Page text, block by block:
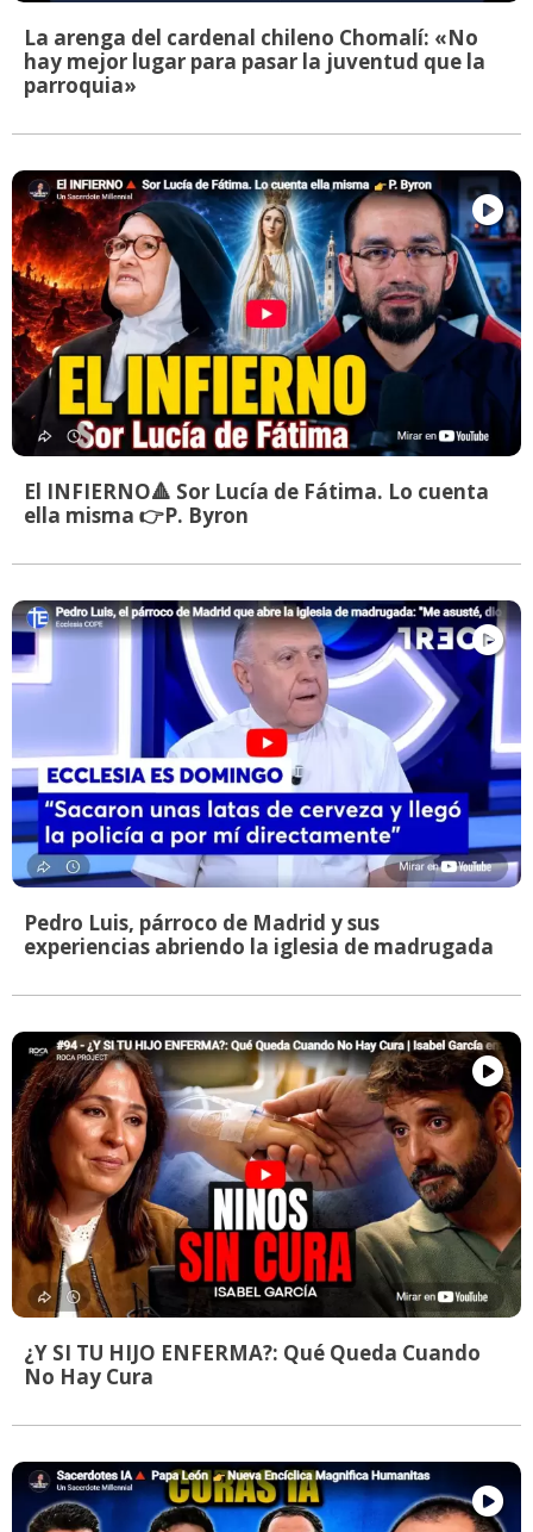
La arenga del cardenal chileno Chomalí: «No
hay mejor lugar para pasar la juventud que la
parroquia»
El INFIERNO🔺 Sor Lucía de Fátima. Lo cuenta
ella misma 👉P. Byron
Pedro Luis, párroco de Madrid y sus
experiencias abriendo la iglesia de madrugada
¿Y SI TU HIJO ENFERMA?: Qué Queda Cuando
No Hay Cura